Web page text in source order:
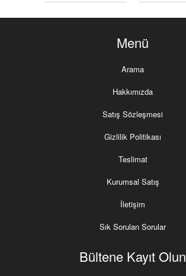
Menü
Arama
Hakkımızda
Satış Sözleşmesi
Gizlilik Politikası
Teslimat
Kurumsal Satış
İletişim
Sık Sorulan Sorular
Bültene Kayıt Olun